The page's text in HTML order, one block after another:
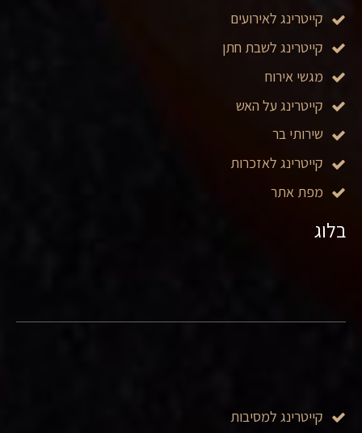
בלוג
קייטרינג למסיבות
קייטרינג לאירועים
קייטרינג לשבת חתן
מגשי אירוח
קייטרינג על האש
שירותי בר
קייטרינג לאזכרות
מפת אתר